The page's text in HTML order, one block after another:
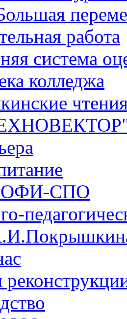
работа
система
колледжа
СПО